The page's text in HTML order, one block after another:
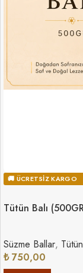
🚚 ÜCRETSIZ KARGO
Tütün Balı
Süzme Ballar,
₺750,00